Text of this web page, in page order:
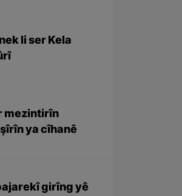
li ser Kela
mezintirîn
ya cîhanê
girîng yê